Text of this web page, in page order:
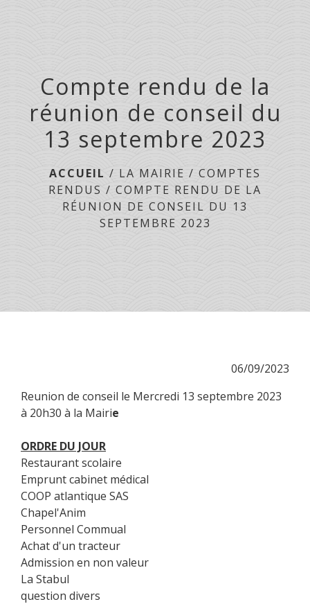
Compte rendu de la
réunion de conseil du
13 septembre 2023
ACCUEIL / LA MAIRIE / COMPTES
RENDUS / COMPTE RENDU DE LA
RÉUNION DE CONSEIL DU 13
SEPTEMBRE 2023
06/09/2023
Reunion de conseil le Mercredi 13 septembre 2023
à 20h30 à la Mairie
ORDRE DU JOUR
Restaurant scolaire
Emprunt cabinet médical
COOP atlantique SAS
Chapel'Anim
Personnel Commual
Achat d'un tracteur
Admission en non valeur
La Stabul
question divers